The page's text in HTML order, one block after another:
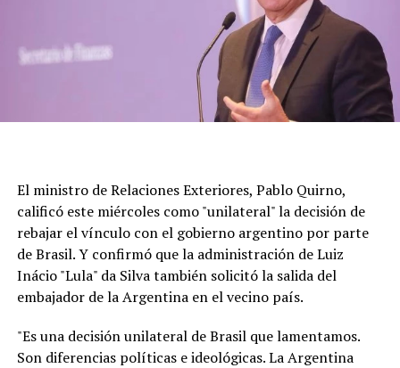
El ministro de Relaciones Exteriores, Pablo Quirno,
calificó este miércoles como "unilateral" la decisión de
rebajar el vínculo con el gobierno argentino por parte
de Brasil. Y confirmó que la administración de Luiz
Inácio "Lula" da Silva también solicitó la salida del
embajador de la Argentina en el vecino país.
"Es una decisión unilateral de Brasil que lamentamos.
Son diferencias políticas e ideológicas. La Argentina